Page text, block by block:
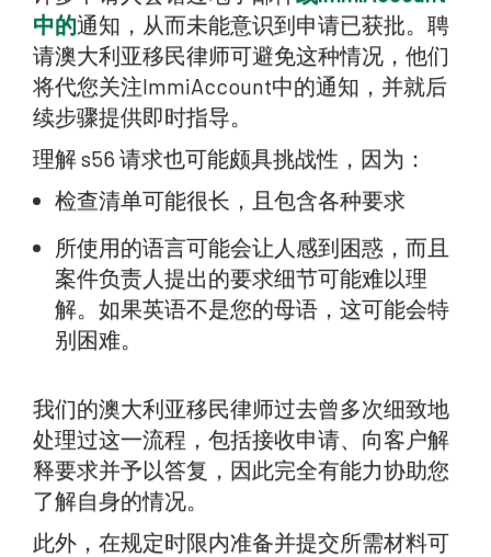
中的通知，从而未能意识到申请已获批。聘
请澳大利亚移民律师可避免这种情况，他们
将代您关注ImmiAccount中的通知，并就后
续步骤提供即时指导。
理解 s56 请求也可能颇具挑战性，因为：
检查清单可能很长，且包含各种要求
所使用的语言可能会让人感到困惑，而且
案件负责人提出的要求细节可能难以理
解。如果英语不是您的母语，这可能会特
别困难。
我们的澳大利亚移民律师过去曾多次细致地
处理过这一流程，包括接收申请、向客户解
释要求并予以答复，因此完全有能力协助您
了解自身的情况。
此外，在规定时限内准备并提交所需材料可